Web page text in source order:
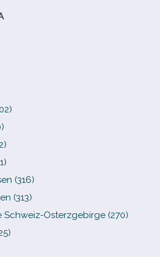
(316)
(313)
Schweiz-​Osterzgebirge (270)